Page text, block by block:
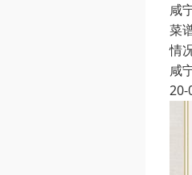
咸
菜
情
咸
20-